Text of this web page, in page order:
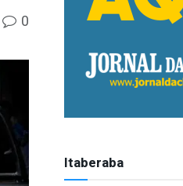
0
Itaberaba